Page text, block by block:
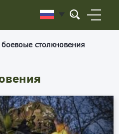
боевоые столкновения